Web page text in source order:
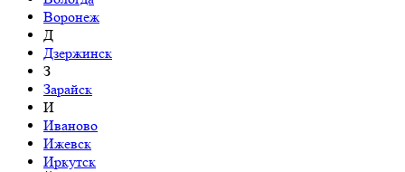
Воронеж
Д
Дзержинск
З
Зарайск
И
Иваново
Ижевск
Иркутск